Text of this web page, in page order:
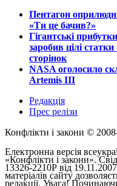
​Пентагон
«Ти це бачив?»
​Гігантські
заробив цілі
сторінок
​NASA оголосило
Artemis III
Редакція
Прес релізи
Конфлікти і закони ©
Електронна версія
«Конфлікти і закони».
13326-2210Р від
матеріалів сайту
редакції. Увага!